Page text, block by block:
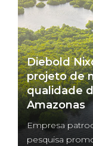
Diebold
projeto de
qualidade
Amazonas
Empresa
pesquisa